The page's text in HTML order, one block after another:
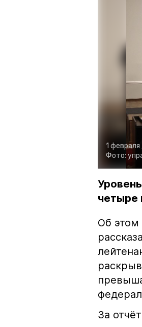
1 февраля
Фото:
четыре
Об этом
За